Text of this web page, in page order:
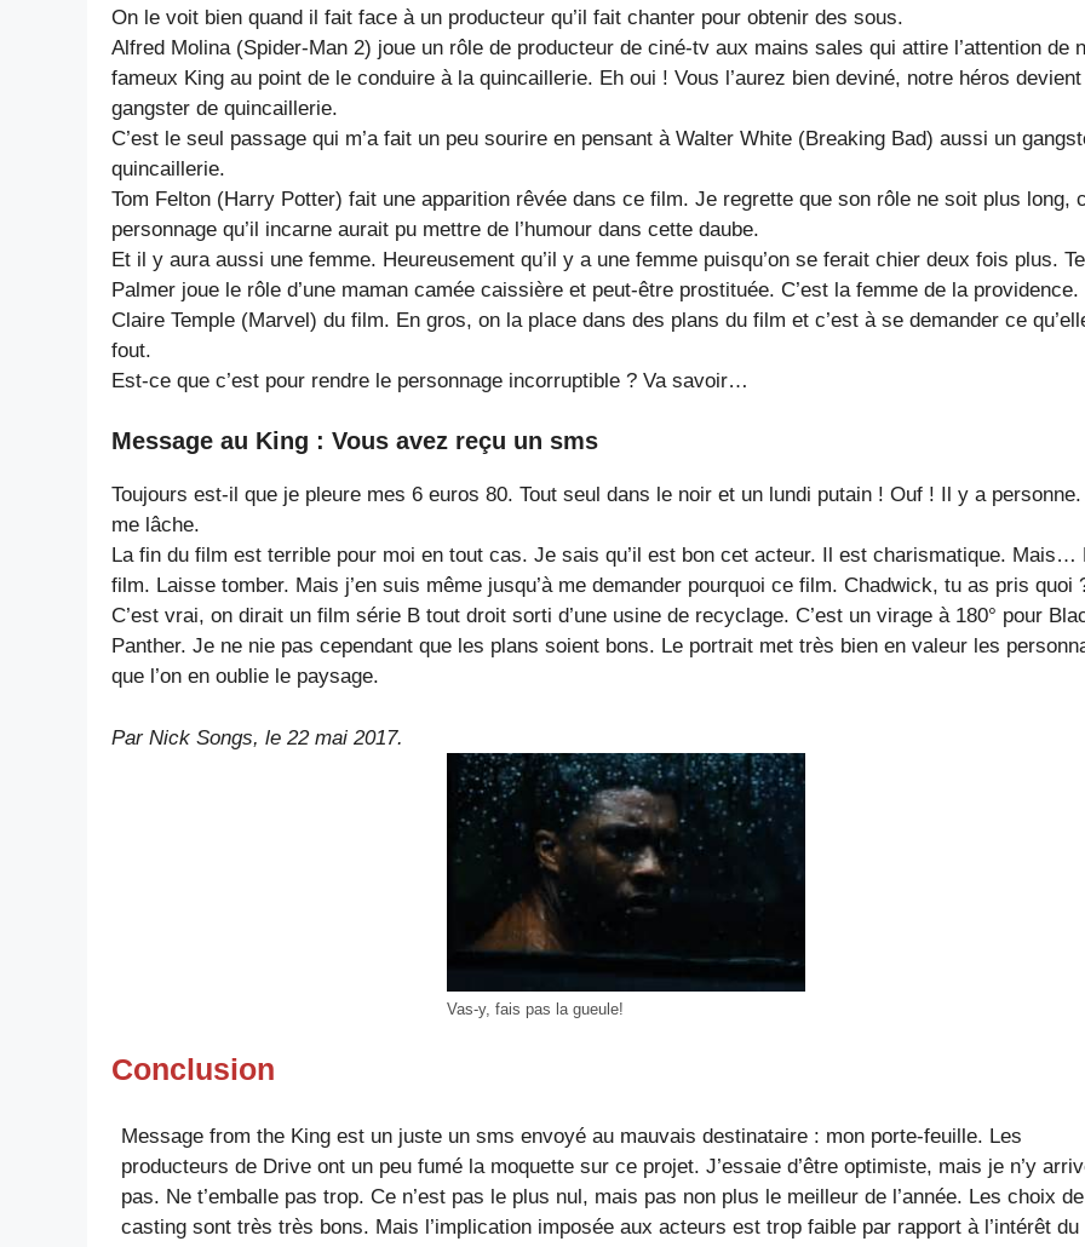
On le voit bien quand il fait face à un producteur qu’il fait chanter pour obtenir des sous.
Alfred Molina (Spider-Man 2) joue un rôle de producteur de ciné-tv aux mains sales qui attire l’attention de
fameux King au point de le conduire à la quincaillerie. Eh oui ! Vous l’aurez bien deviné, notre héros devient
gangster de quincaillerie.
C’est le seul passage qui m’a fait un peu sourire en pensant à Walter White (Breaking Bad) aussi un
quincaillerie.
Tom Felton (Harry Potter) fait une apparition rêvée dans ce film. Je regrette que son rôle ne soit plus long,
personnage qu’il incarne aurait pu mettre de l’humour dans cette daube.
Et il y aura aussi une femme. Heureusement qu’il y a une femme puisqu’on se ferait chier deux fois plus.
Palmer joue le rôle d’une maman camée caissière et peut-être prostituée. C’est la femme de la providence.
Claire Temple (Marvel) du film. En gros, on la place dans des plans du film et c’est à se demander ce
fout.
Est-ce que c’est pour rendre le personnage incorruptible ? Va savoir…
Message au King : Vous avez reçu un sms
Toujours est-il que je pleure mes 6 euros 80. Tout seul dans le noir et un lundi putain ! Ouf ! Il y a
me lâche.
La fin du film est terrible pour moi en tout cas. Je sais qu’il est bon cet acteur. Il est charismatique. Mais…
film. Laisse tomber. Mais j’en suis même jusqu’à me demander pourquoi ce film. Chadwick, tu as pris quoi
C’est vrai, on dirait un film série B tout droit sorti d’une usine de recyclage. C’est un virage à 180° pour
Panther. Je ne nie pas cependant que les plans soient bons. Le portrait met très bien en valeur les
que l’on en oublie le paysage.
Par Nick Songs, le 22 mai 2017.
Vas-y, fais pas la gueule!
Conclusion
Message from the King est un juste un sms envoyé au mauvais destinataire : mon porte-feuille. Les
producteurs de Drive ont un peu fumé la moquette sur ce projet. J’essaie d’être optimiste, mais je n’y
pas. Ne t’emballe pas trop. Ce n’est pas le plus nul, mais pas non plus le meilleur de l’année. Les choix de
casting sont très très bons. Mais l’implication imposée aux acteurs est trop faible par rapport à l’intérêt